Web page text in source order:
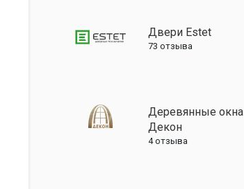
Двери Estet
73 отзыва
Деревянные окна
Декон
4отзыва